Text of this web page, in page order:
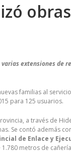
extensiones
familias al
para 125 usuarios.
a través de
Se contó además
de Enlace y
metros de